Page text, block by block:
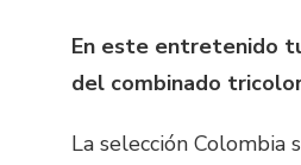
En este entretenido
del combinado
La selección